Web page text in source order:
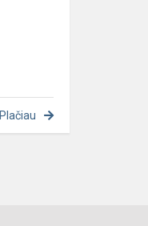
Plačiau